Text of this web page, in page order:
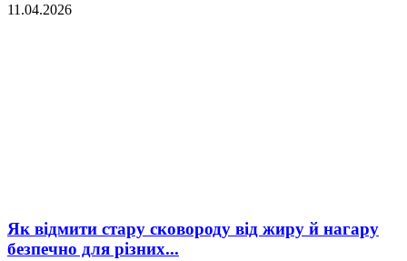
11.04.2026
Як відмити стару сковороду від жиру й нагару
безпечно для різних...